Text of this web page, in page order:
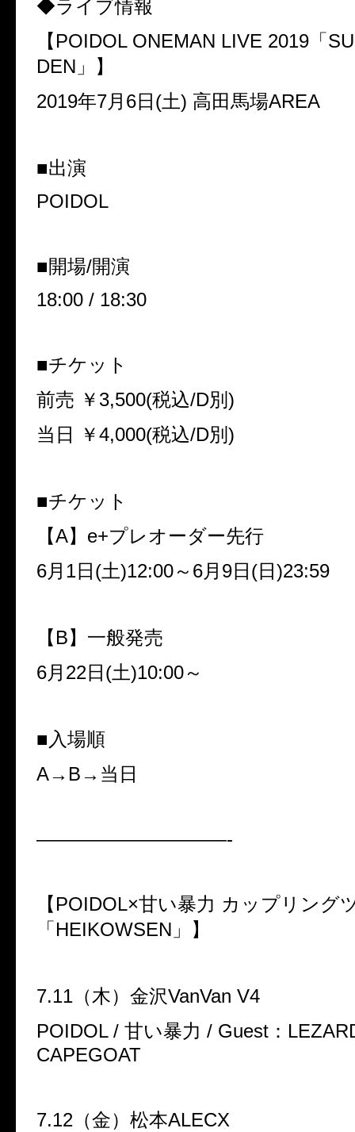
◆ライブ情報
【 POIDOL ONEMAN LIVE 2019 「
DEN 」】
2019年7月 6日 (土) 高田馬場AREA
■出演
POIDOL
■開場/開演
18:00 / 18:30
■チケット
前売 ￥ 3,500(税込/D別 )
当日 ￥4,000(税込/D別 )
■チケット
【A】 e+プレオーダー先行
6月 1日 (土)12:00～ 6月 9日 (日 )23:59
【 B】一般発売
6月 22日 (土)10:00～
■入場順
A→B→ 当日
——————————-
【 POIDOL×甘い暴力 カップリング
「 HEIKOWSEN 」】
7.11 （木）金沢VanVan V4
POIDOL / 甘い暴力 / Guest ：
CAPEGOAT
7.12 （金）松本ALECX